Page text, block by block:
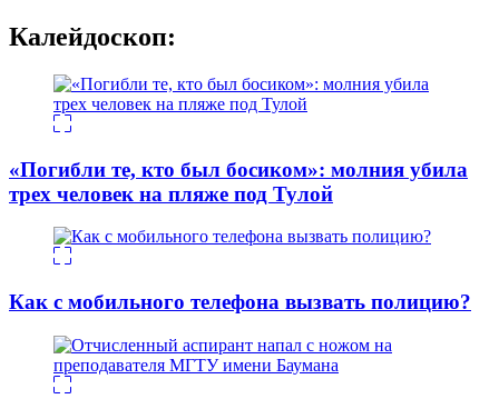
Калейдоскоп:
«Погибли те, кто был босиком»: молния убила
трех человек на пляже под Тулой
Как с мобильного телефона вызвать полицию?